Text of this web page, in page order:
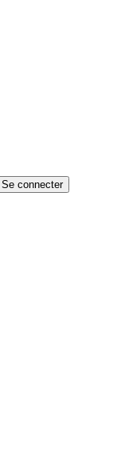
Se connecter